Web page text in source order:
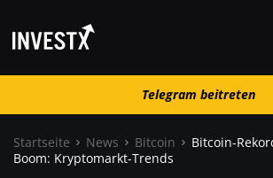
Telegram beitreten
Telegram beitreten
Startseite News Bitcoin
Bitcoin-
Boom: Kryptomarkt-Trends